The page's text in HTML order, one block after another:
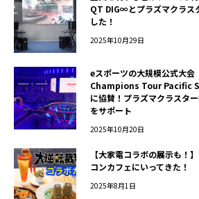
QT DIG∞とプラズマクラス
した！
2025年10月29日
eスポーツの大規模公式大会
Champions Tour Pacific
に協賛！プラズマクラスタ
をサポート
2025年10月20日
【大家電コラボの展示も！
コンカフェにいってきた！
2025年8月1日